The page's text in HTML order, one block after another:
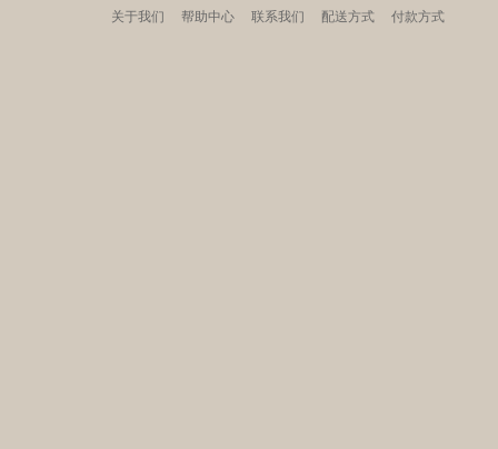
关于我们 帮助中心 联系我们 配送方式 付款方式